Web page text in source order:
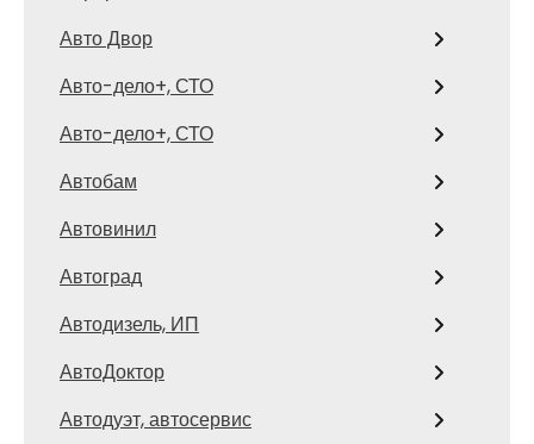
Авто Двор
Авто-дело+, СТО
Авто-дело+, СТО
Автобам
Автовинил
Автоград
Автодизель, ИП
АвтоДоктор
Автодуэт, автосервис